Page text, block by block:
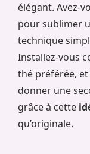
élégant. Avez-
pour sublimer
technique
Installez-vous
thé préférée,
donner une
grâce à cette
qu’originale.